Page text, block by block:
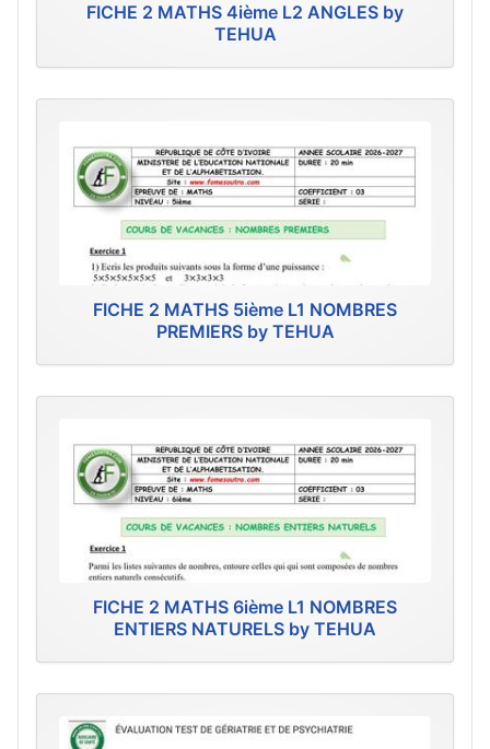
FICHE 2 MATHS 4ième L2 ANGLES by
TEHUA
FICHE 2 MATHS 5ième L1 NOMBRES
PREMIERS by TEHUA
FICHE 2 MATHS 6ième L1 NOMBRES
ENTIERS NATURELS by TEHUA